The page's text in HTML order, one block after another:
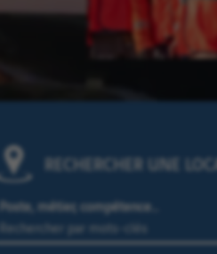
RECHERCHER UNE
Poste, métier, compétence…